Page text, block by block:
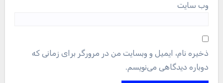
وب‌ سایت
ذخیره نام، ایمیل و وبسایت من در مرورگر برای زمانی که
دوباره دیدگاهی می‌نویسم.